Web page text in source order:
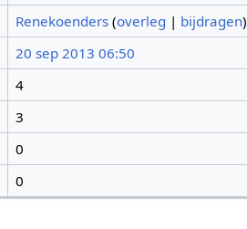
Renekoenders (overleg | bijdragen)
20 sep 2013 06:50
4
3
0
0